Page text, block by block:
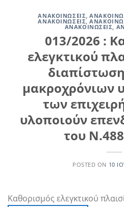
ΑΝΑΚΟΙΝΏΣΕΙΣ,
ΑΝΑΚΟΙΝΏΣΕΙΣ,
ΑΝΑΚΟΙΝΏΣΕΙΣ,
013/2026 :
ελεγκτικού
μακροχρόνιων
των
υλοποιούν
του
POSTED ON 10
Καθορισμός ελεγκτικού